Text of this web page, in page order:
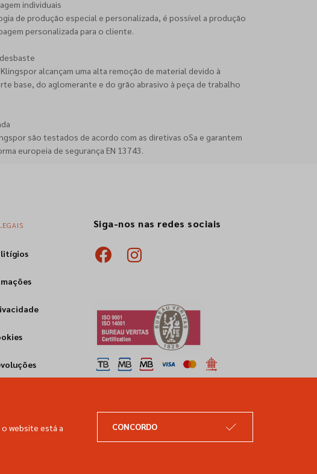
individuais
de produção especial e personalizada, é possível a produção
personalizada para o cliente.
alcançam uma alta remoção de material devido à
base, do aglomerante e do grão abrasivo à peça de trabalho
são testados de acordo com as diretivas oSa e garantem
europeia de segurança EN 13743.
litígios
Siga-nos nas redes sociais
website está a
CONCORDO